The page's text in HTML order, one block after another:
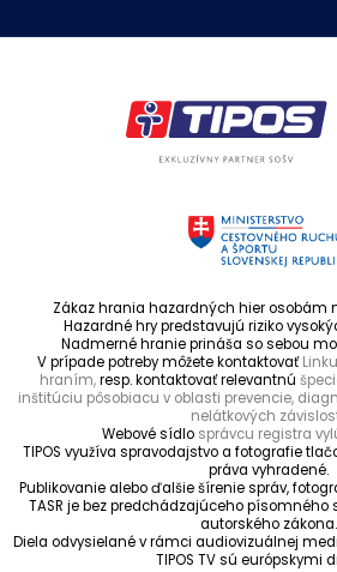
Zákaz hrania hazardných hier osobám
Hazardné hry predstavujú riziko
Nadmerné hranie prináša so sebou
V prípade potreby môžete kontaktovať
hraním,resp. kontaktovať relevantnú
inštitúciu pôsobiacu v oblasti prevencie,
nelátkových
Webové sídlo správcu registra
TIPOS využíva spravodajstvo a fotografie
práva vyhradené.
Publikovanie alebo ďalšie šírenie správ,
TASR je bez predchádzajúceho písomného
autorského zákona.
Diela odvysielané v rámci audiovizuálnej
TIPOS TV sú európskymi